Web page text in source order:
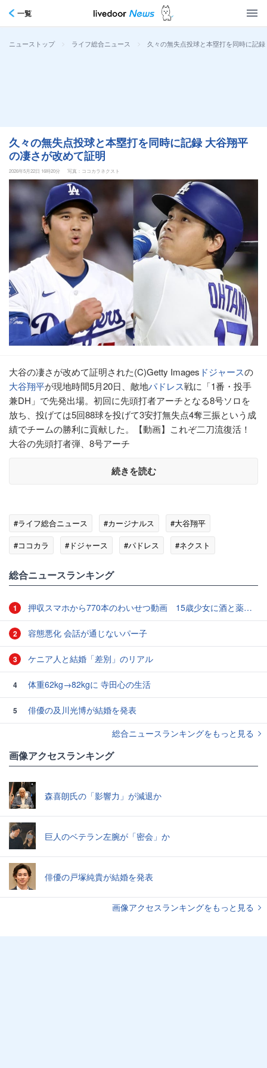
一覧
ニューストップ > ライフ総合ニュース > 久々の無失点投球と本塁打を同時に記
久々の無失点投球と本塁打を同時に記録 大谷翔平
の凄さが改めて証明
2026年5月22日 16時20分 写真：ココカラネクスト
大谷の凄さが改めて証明された(C)Getty Images ドジャースの
大谷翔平が現地時間5月20日、敵地パドレス戦に「1番・投手
兼DH」で先発出場。初回に先頭打者アーチとなる8号ソロを
放ち、投げては5回88球を投げて3安打無失点4奪三振という成
績でチームの勝利に貢献した。【動画】これぞ二刀流復活！
大谷の先頭打者弾、8号アーチ
続きを読む
#ライフ総合ニュース #カージナルス
#大谷翔平
#ココカラ
#ドジャース #パドレス #ネクスト
総合ニュースランキング
1 押収スマホから770本のわいせつ動画 15歳少女に酒と薬飲ませ性的暴行か 54歳男を再逮捕 「薬もありますよ」とSNSで誘い出し
2 容態悪化 会話が通じないパー子
3 ケニア人と結婚「差別」のリアル
4 体重62kg→82kgに 寺田心の生活
5
俳優の及川光博が結婚を発表
総合ニュースランキングをもっと見る
画像アクセスランキング
森喜朗氏の「影響力」が減退か
巨人のベテラン左腕が「密会」か
俳優の戸塚純貴が結婚を発表
画像アクセスランキングをもっと見る